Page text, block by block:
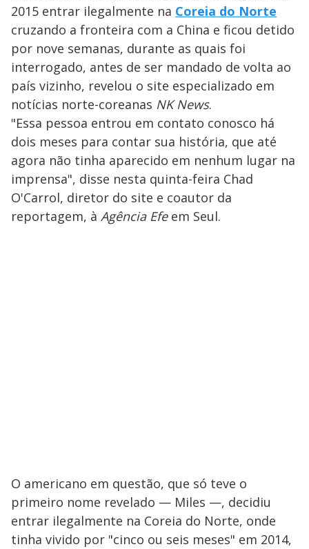
2015 entrar ilegalmente na Coreia do Norte
cruzando a fronteira com a China e ficou detido
por nove semanas, durante as quais foi
interrogado, antes de ser mandado de volta ao
país vizinho, revelou o site especializado em
notícias norte-coreanas NK News.
"Essa pessoa entrou em contato conosco há
dois meses para contar sua história, que até
agora não tinha aparecido em nenhum lugar na
imprensa", disse nesta quinta-feira Chad
O'Carrol, diretor do site e coautor da
reportagem, à Agência Efe em Seul.
O americano em questão, que só teve o
primeiro nome revelado — Miles —, decidiu
entrar ilegalmente na Coreia do Norte, onde
tinha vivido por "cinco ou seis meses" em 2014,